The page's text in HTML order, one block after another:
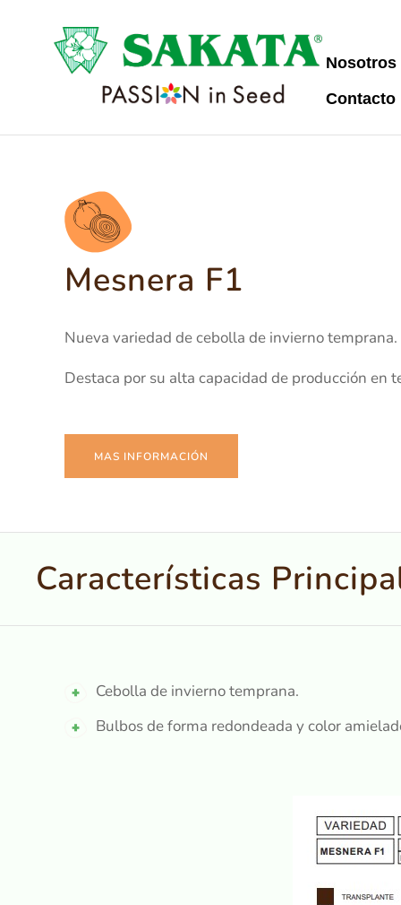
Nosotros
Contacto
Mesnera F1
Nueva variedad de cebolla de invierno temprana.
Destaca por su alta capacidad de producción en
MAS INFORMACIÓN
Características
Cebolla de invierno temprana.
Bulbos de forma redondeada y color